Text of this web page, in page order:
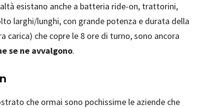
esistano anche a batteria ride-on, trattorini,
larghi/lunghi, con grande potenza e durata della
carica) che copre le 8 ore di turno, sono ancora
se ne avvalgono.
che ormai sono pochissime le aziende che